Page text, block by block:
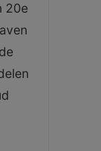
20e